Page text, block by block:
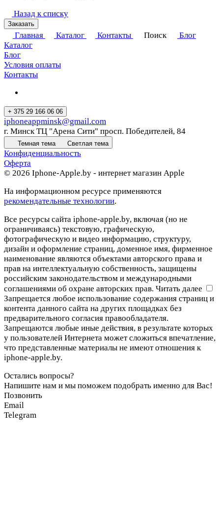
Назад к списку
Заказать
Главная Каталог Контакты Поиск
Блог
Каталог
Блог
Условия оплаты
Контакты
+ 375 29 166 06 06
iphoneappminsk@gmail.com
г. Минск ТЦ "Арена Сити" просп. Победителей, 84
Темная тема Светлая тема
Конфиденциальность
Оферта
© 2026 Iphone-Apple.by - интернет магазин Apple
На информационном ресурсе применяются
рекомендательные технологии.
Все ресурсы сайта iphone-apple.by, включая (но не
ограничиваясь) текстовую, графическую,
фотографическую и видео информацию, структуру,
дизайн и оформление страниц, доменное имя, фирменное
наименование являются объектами авторского права и
прав на интеллектуальную собственность, защищены
российским законодательством и международными
соглашениями об охране авторских прав. Читать далее
Запрещается любое использование содержания страниц и
контента данного сайта на других площадках без
предварительного согласия правообладателя.
Запрещаются любые иные действия, в результате которых
у пользователей Интернета может сложиться впечатление,
что представленные материалы не имеют отношения к
iphone-apple.by.
Остались вопросы?
Напишите нам и мы поможем подобрать именно для Вас!
Позвонить
Email
Telegram